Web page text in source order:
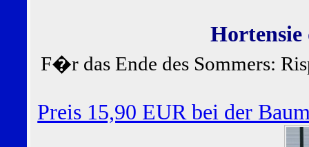
Hortensie
F�r das Ende des Sommers:
Preis 15,90 EUR bei der